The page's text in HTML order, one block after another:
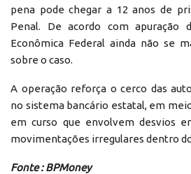
pena pode chegar a 12 anos de
Penal. De acordo com apuração
Econômica Federal ainda não se
sobre o caso.
A operação reforça o cerco das
no sistema bancário estatal, em
em curso que envolvem desvios
movimentações irregulares dentro
Fonte : BPMoney